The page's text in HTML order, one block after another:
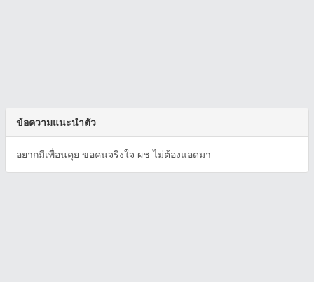
ข้อความแนะนำตัว
อยากมีเพื่อนคุย ขอคนจริงใจ ผช ไม่ต้องแอดมา